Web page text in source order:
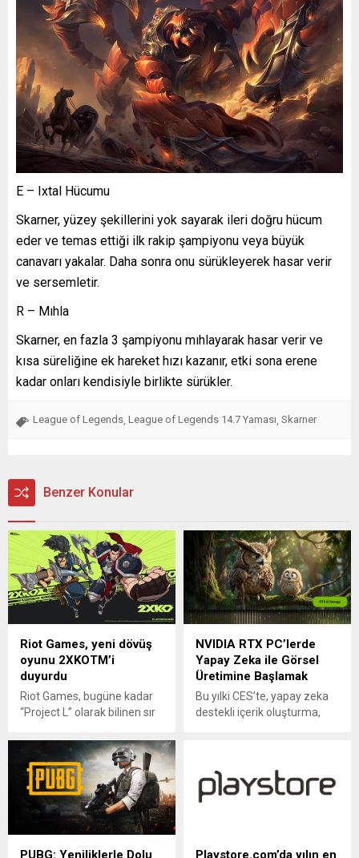
E – Ixtal Hücumu
Skarner, yüzey şekillerini yok sayarak ileri doğru hücum
eder ve temas ettiği ilk rakip şampiyonu veya büyük
canavarı yakalar. Daha sonra onu sürükleyerek hasar verir
ve sersemletir.
R – Mıhla
Skarner, en fazla 3 şampiyonu mıhlayarak hasar verir ve
kısa süreliğine ek hareket hızı kazanır, etki sona erene
kadar onları kendisiyle birlikte sürükler.
League of Legends League of Legends 14.7 Yaması Skarner
Benzer Konular
Riot Games, yeni dövüş
oyunu 2XKOTM’i
duyurdu
Riot Games, bugüne kadar
“Project L” olarak bilinen sır
duyurdu. . League of
Legends’in Runeterra
dünyasında geçen yeni
dövüş oyunun adı, 2XKOTM
olarak açıklandı. İkonik
şampiyonların yer aldığı
NVIDIA RTX PC’lerde
Yapay Zeka ile Görsel
Üretimine Başlamak
Bu yılki CES’te, yapay zeka
destekli içerik oluşturma,
görüntü ve video
oluşturmayı günlük işlerine
PUBG: Yeniliklerle Dolu Playstore.com’da yılın en